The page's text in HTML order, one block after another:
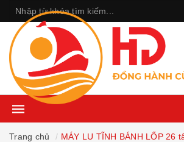
Trang chủ
MÁY LU TĨNH BÁNH LỐP 26